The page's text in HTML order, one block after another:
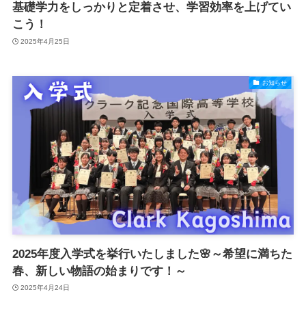
基礎学力をしっかりと定着させ、学習効率を上げてい
こう！
2025年4月25日
お知らせ
2025年度入学式を挙行いたしました🌸～希望に満ちた
春、新しい物語の始まりです！～
2025年4月24日